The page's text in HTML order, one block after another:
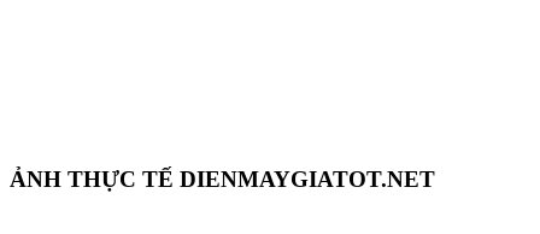
ẢNH THỰC TẾ DIENMAYGIATOT.NET